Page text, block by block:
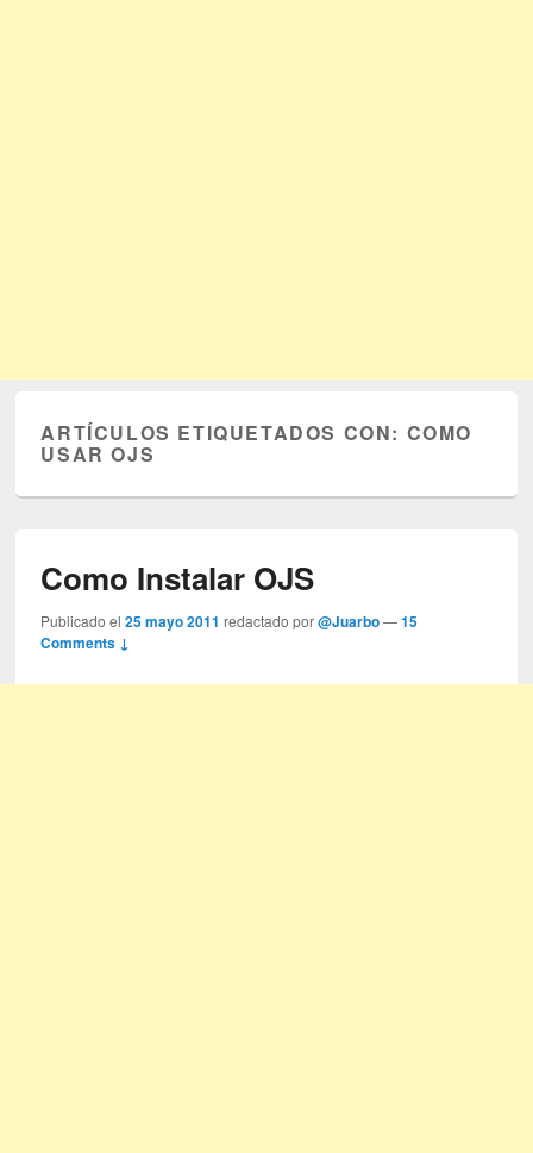
ARTÍCULOS ETIQUETADOS CON: COMO
USAR OJS
Como Instalar OJS
Publicado el25 mayo 2011 redactado por@Juarbo —15
Comments ↓